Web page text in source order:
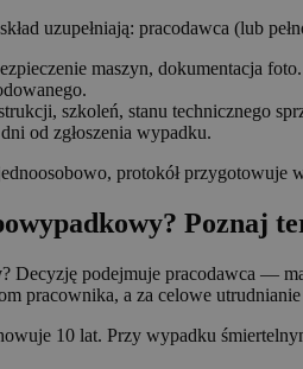
uzupełniają: pracodawca (lub
maszyn, dokumentacja foto.
szkoleń, stanu technicznego
od zgłoszenia wypadku.
protokół przygotowuje
Poznaj
? Decyzję podejmuje pracodawca —
pracownika, a za celowe
10 lat. Przy wypadku